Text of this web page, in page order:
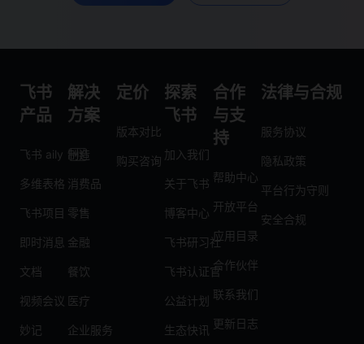
飞书
产品
飞书 aily
多维表格
飞书项目
即时消息
文档
视频会议
妙记
解决
方案
制造
消费品
零售
金融
餐饮
医疗
企业服务
定价
版本对比
购买咨询
探索
飞书
加入我们
关于飞书
博客中心
飞书研习社
飞书认证官
公益计划
生态快讯
合作
与支
持
帮助中心
开放平台
应用目录
合作伙伴
联系我们
更新日志
法律与合规
服务协议
隐私政策
平台行为守则
安全合规